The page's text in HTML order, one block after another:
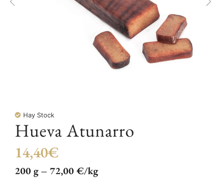
Hay Stock
Hueva Atunarro
14,40€
200 g – 72,00 €/kg